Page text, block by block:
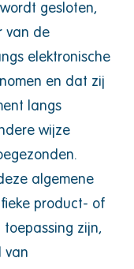
gesloten,
van de
elektronische
en dat zij
langs
wijze
algemene
product- of
zijn,
van